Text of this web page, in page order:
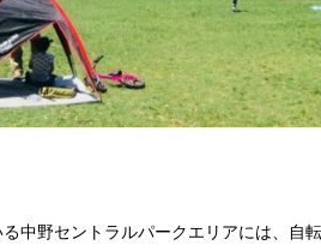
中野セントラルパークエリアには、自